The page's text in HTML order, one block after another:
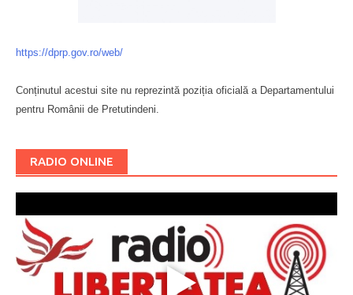
https://dprp.gov.ro/web/
Conținutul acestui site nu reprezintă poziția oficială a Departamentului
pentru Românii de Pretutindeni.
RADIO ONLINE